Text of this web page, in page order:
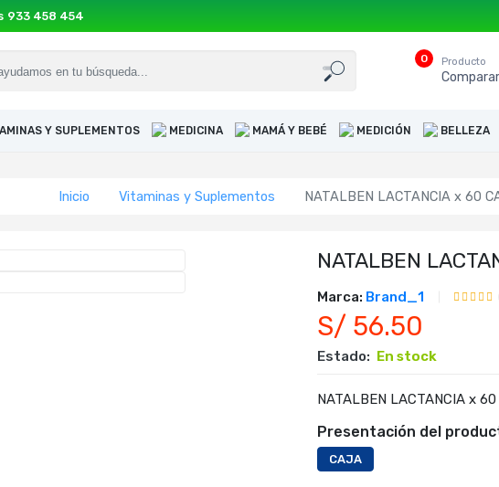
933 458 454
0 Producto
Comparar
Y SUPLEMENTOS MEDICINA MAMÁ Y BEBÉ MEDICIÓN BELLEZA
Inicio Vitaminas y Suplementos NATALBEN LACTANCIA x 60
NATALBEN
Marca: Brand_1
S/ 56.50
Estado: En stock
NATALBEN LACTANCIA x 60
Presentación del
CAJA